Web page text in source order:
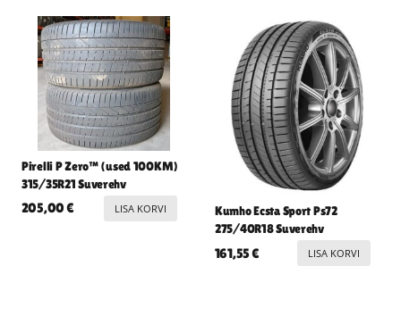
Pirelli P Zero™ (used 100KM)
315/35R21 Suverehv
205,00€ LISA KORVI
Kumho Ecsta Sport Ps72
275/40R18 Suverehv
161,55€ LISA KORVI